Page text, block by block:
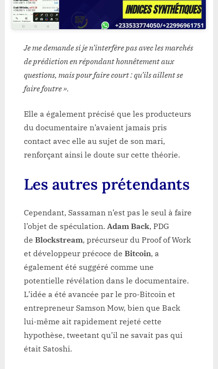
Je me demande si je n’interfère pas avec les marchés
de prédiction en répondant honnêtement aux
questions, mais pour faire court : qu’ils aillent se
faire foutre ».
Elle a également précisé que les producteurs
du documentaire n’avaient jamais pris
contact avec elle au sujet de son mari,
renforçant ainsi le doute sur cette théorie.
Les autres prétendants
Cependant, Sassaman n’est pas le seul à faire
l’objet de spéculation. Adam Back, PDG
de Blockstream, précurseur du Proof of Work
et développeur précoce de Bitcoin, a
également été suggéré comme une
potentielle révélation dans le documentaire.
L’idée a été avancée par le pro-Bitcoin et
entrepreneur Samson Mow, bien que Back
lui-même ait rapidement rejeté cette
hypothèse, tweetant qu’il ne savait pas qui
était Satoshi.